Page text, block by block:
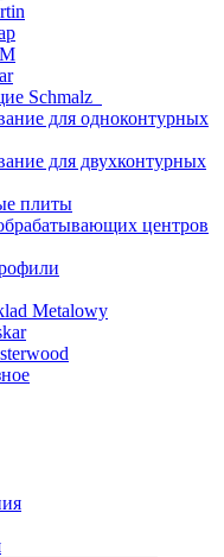
Schmalz
для одноконтурных
для двухконтурных
плиты
центров
Metalowy